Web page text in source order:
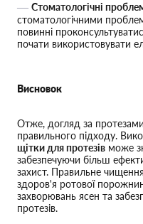
Стоматологічні
стоматологічними
повинні
почати використовувати
Висновок
Отже, догляд за
правильного підходу.
щітки для протезів може
забезпечуючи більш
захист. Правильне
здоров'я ротової
захворювань ясен та
протезів.